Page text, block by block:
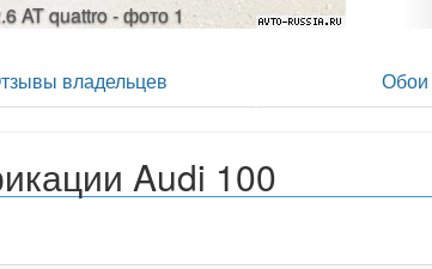
AT quattro - фото 2
владельцев Обои
Audi 100